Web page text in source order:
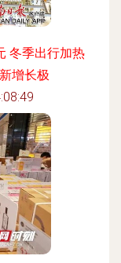
冬季出行加热
增长极